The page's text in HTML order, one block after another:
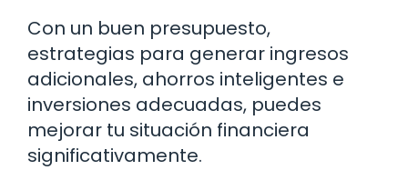
Con un buen presupuesto,
estrategias para generar ingresos
adicionales, ahorros inteligentes e
inversiones adecuadas, puedes
mejorar tu situación financiera
significativamente.